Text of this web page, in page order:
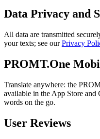
Data Privacy and
All data are transmitted
your texts; see ourPrivacy
PROMT.One
Translate anywhere: the
available in the App Store and
words on the go.
User Reviews